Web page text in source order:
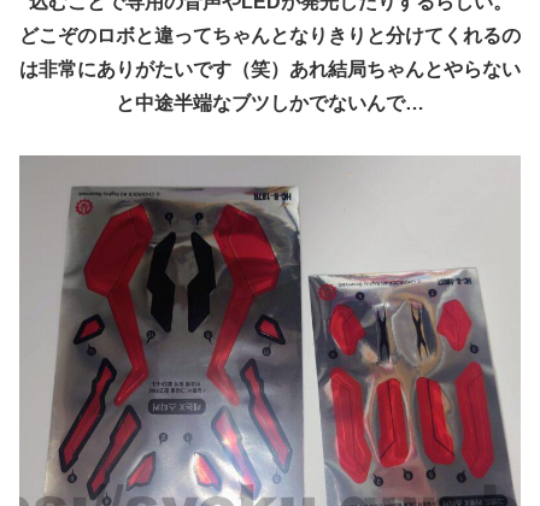
どこぞのロボと違ってちゃんとなりきりと分けてくれるの
は非常にありがたいです（笑）あれ結局ちゃんとやらない
と中途半端なブツしかでないんで…